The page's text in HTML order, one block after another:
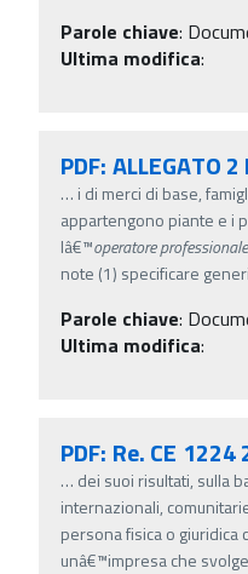
Parole chiave:
Ultima modifica:
PDF: ALLEGATO
… i di merci di base,
appartengono piante e i
lâ€™operatoreprofessionale
note (1) specificare
Parole chiave:
Ultima modifica:
PDF: Re. CE
… dei suoi risultati, sulla
internazionali,
persona fisica o giuridica
unâ€™impresa che